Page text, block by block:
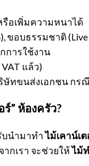
อเพิ่มความหนาได้
อบธรรมชาติ
การใช้งาน
แล้ว)
ษัทขนส่งเอกชน ก
” ห้องครัว?
บนำมาทำไม้เคาน์เ
กเรา จะช่วยให้ไม้